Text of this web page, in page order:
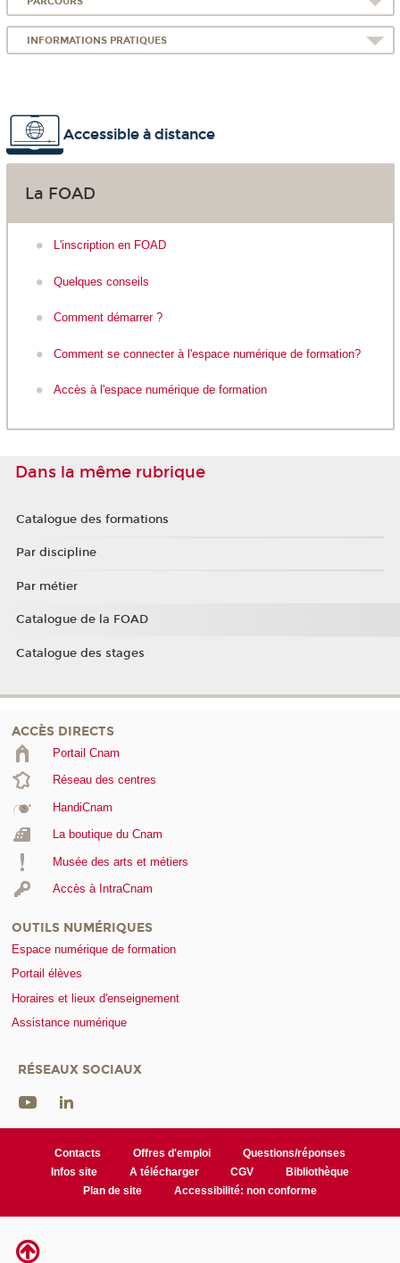
INFORMATIONS PRATIQUES
Accessible à distance
La FOAD
L'inscription en FOAD
Quelques conseils
Comment démarrer ?
Comment se connecter à l'espace numérique de formation?
Accès à l'espace numérique de formation
Dans la même rubrique
Catalogue des formations
Par discipline
Par métier
Catalogue de la FOAD
Catalogue des stages
ACCÈS DIRECTS
Portail Cnam
Réseau des centres
HandiCnam
La boutique du Cnam
Musée des arts et métiers
Accès à IntraCnam
OUTILS NUMÉRIQUES
Espace numérique de formation
Portail élèves
Horaires et lieux d'enseignement
Assistance numérique
RÉSEAUX SOCIAUX
Contacts Offres d'emploi
Questions/réponses
Infos site
A télécharger CGV
Bibliothèque
Plan de site
Accessibilité: non conforme